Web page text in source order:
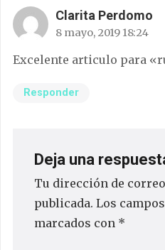
Clarita Perdomo
8 mayo, 2019 18:24
Excelente articulo para
Responder
Deja una
Tu dirección de
publicada. Los
marcados con *